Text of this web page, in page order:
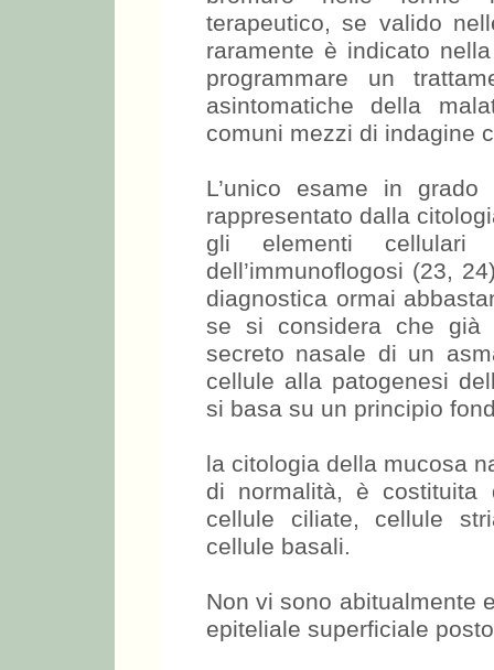
terapeutico, se valido
raramente è indicato
programmare un
asintomatiche della
comuni mezzi di indagine
L’unico esame in
rappresentato dalla
gli elementi cellulari
dell’immunoflogosi (23,
diagnostica ormai
se si considera che già
secreto nasale di un
cellule alla patogenesi
si basa su un principio
la citologia della mucosa
di normalità, è costituita
cellule ciliate, cellule
cellule basali.
Non vi sono abitualmente
epiteliale superficiale